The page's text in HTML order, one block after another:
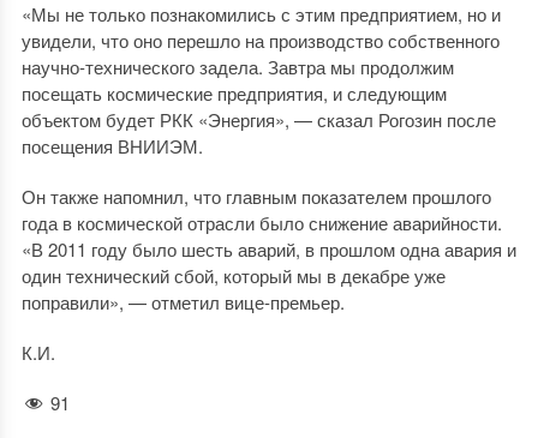
«Мы не только познакомились с этим предприятием, но и
увидели, что оно перешло на производство собственного
научно-технического задела. Завтра мы продолжим
посещать космические предприятия, и следующим
объектом будет РКК «Энергия», — сказал Рогозин после
посещения ВНИИЭМ.
Он также напомнил, что главным показателем прошлого
года в космической отрасли было снижение аварийности.
«В 2011 году было шесть аварий, в прошлом одна авария и
один технический сбой, который мы в декабре уже
поправили», — отметил вице-премьер.
К.И.
91